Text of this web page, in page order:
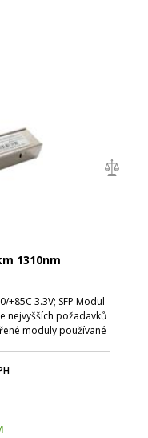
1310nm
+85C 3.3V; SFP Modul
nejvyšších požadavků
moduly používané